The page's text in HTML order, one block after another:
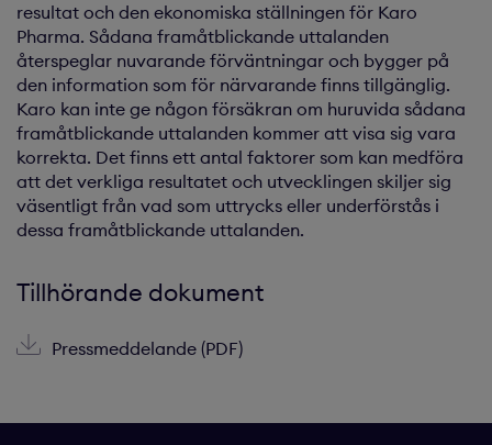
resultat och den ekonomiska ställningen för Karo
Pharma. Sådana framåtblickande uttalanden
återspeglar nuvarande förväntningar och bygger på
den information som för närvarande finns tillgänglig.
Karo kan inte ge någon försäkran om huruvida sådana
framåtblickande uttalanden kommer att visa sig vara
korrekta. Det finns ett antal faktorer som kan medföra
att det verkliga resultatet och utvecklingen skiljer sig
väsentligt från vad som uttrycks eller underförstås i
dessa framåtblickande uttalanden.
Tillhörande dokument
Pressmeddelande (PDF)